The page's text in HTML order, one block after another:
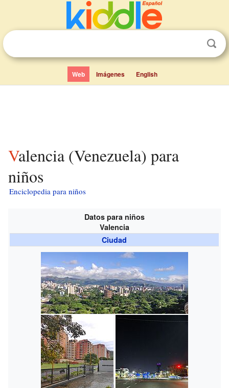
Web Imágenes English
Valencia (Venezuela) para
niños
Enciclopedia para niños
Datos para niños
Valencia
Ciudad